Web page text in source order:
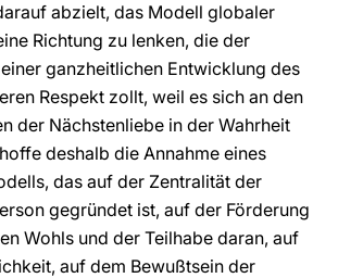
abzielt, das Modell globaler
Richtung zu lenken, die der
ganzheitlichen Entwicklung des
Respekt zollt, weil es sich an den
der Nächstenliebe in der Wahrheit
deshalb die Annahme eines
das auf der Zentralität der
gegründet ist, auf der Förderung
Wohls und der Teilhabe daran, auf
auf dem Bewußtsein der